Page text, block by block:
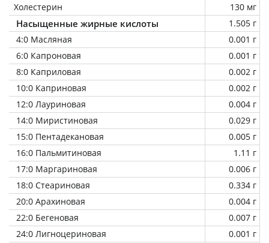
Холестерин 130 мг
Насыщенные жирные кислоты
1.505 г
4:0 Масляная
0.001 г
6:0 Капроновая
0.001 г
8:0 Каприловая
0.002 г
10:0 Каприновая
0.002 г
12:0 Лауриновая
0.004 г
14:0 Миристиновая
0.029 г
15:0 Пентадекановая
0.005 г
16:0 Пальмитиновая
1.11 г
17:0 Маргариновая
0.006 г
18:0 Стеариновая
0.334 г
20:0 Арахиновая
0.004 г
22:0 Бегеновая
0.007 г
24:0 Лигноцериновая
0.001 г